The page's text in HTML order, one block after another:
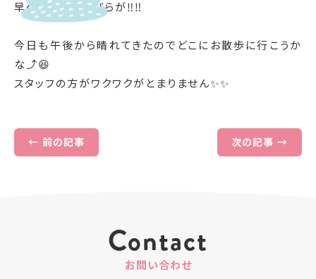
早くも地面に花びらが‼︎‼︎
今日も午後から晴れてきたのでどこにお散歩に行こうか
な⤴︎😆
スタッフの方がワクワクがとまりません✨✨
← 前の記事 次の記事 →
Contact
お問い合わせ